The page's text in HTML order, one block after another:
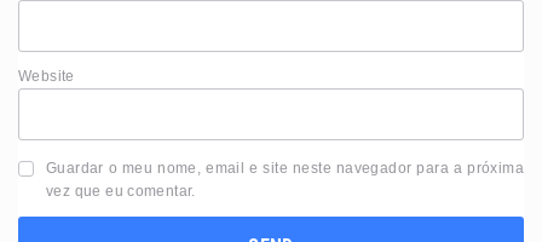
Website
Guardar o meu nome, email e site neste navegador para a próxima
vez que eu comentar.